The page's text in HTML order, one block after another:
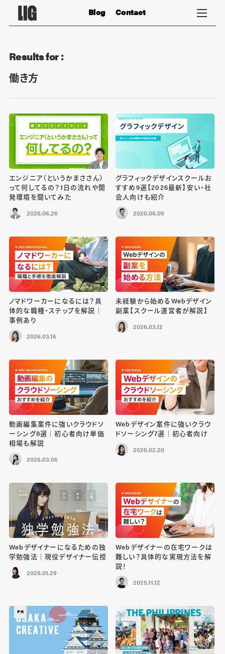
Contact
Blog
Results for :
働き方
エンジニア（というかまささん）
って何してるの？1日の流れや開
発環境を聞いてみた
2026.06.26
グラフィックデザインスクールお
すすめ9選【2026最新】安い・社
会人向けも紹介
2026.06.09
ノマドワーカーになるには？具
体的な職種・ステップを解説｜
事例あり
2026.03.16
未経験から始めるWebデザイン
副業【スクール運営者が解説】
2026.03.12
動画編集案件に強いクラウドソ
ーシング8選｜初心者向け単価
相場も解説
2026.03.06
Webデザイン案件に強いクラウ
ドソーシング7選｜初心者向け
2026.02.20
Webデザイナーになるための独
学勉強法｜現役デザイナー伝授
2026.01.29
Webデザイナーの在宅ワークは
難しい？具体的な実現方法を解
説！
2025.11.12
PR